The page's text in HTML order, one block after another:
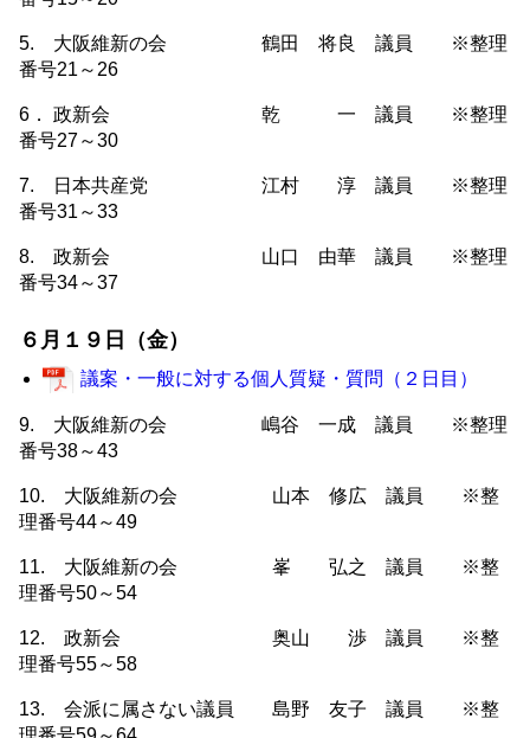
5. 大阪維新の会 鶴田 将良 議員 ※整理
番号21～26
6． 政新会 乾 一 議員 ※整理
番号27～30
7. 日本共産党 江村 淳 議員 ※整理
番号31～33
8. 政新会 山口 由華 議員 ※整理
番号34～37
６月１９日（金）
議案・一般に対する個人質疑・質問（２日目）
9. 大阪維新の会 嶋谷 一成 議員 ※整理
番号38～43
10. 大阪維新の会 山本 修広 議員 ※整
理番号44～49
11. 大阪維新の会 峯 弘之 議員 ※整
理番号50～54
12. 政新会 奥山 渉 議員 ※整
理番号55～58
13. 会派に属さない議員 島野 友子 議員 ※整